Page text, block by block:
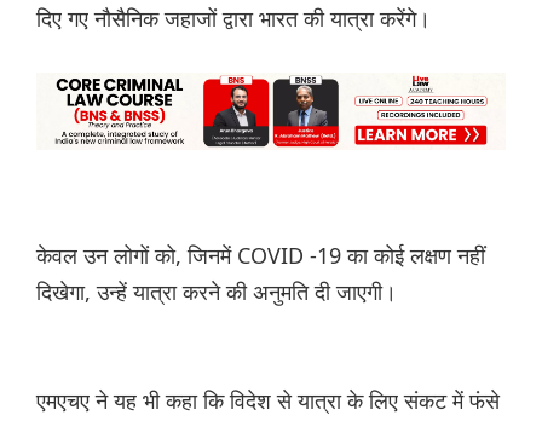
दिए गए नौसैनिक जहाजों द्वारा भारत की यात्रा करेंगे।
केवल उन लोगों को, जिनमें COVID -19 का कोई लक्षण नहीं
दिखेगा, उन्हें यात्रा करने की अनुमति दी जाएगी।
एमएचए ने यह भी कहा कि विदेश से यात्रा के लिए संकट में फंसे